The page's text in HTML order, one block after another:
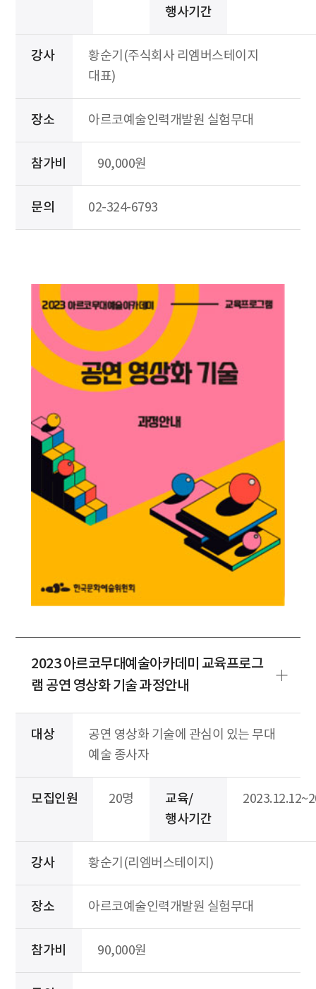
행사기간
강사
황순기(주식회사 리엠버스테이지
대표)
장소 아르코예술인력개발원 실험무대
참가비 90,000원
문의 02-324-6793
2023 아르코무대예술아카데미 교육프로그
램 공연 영상화 기술 과정안내
대상
공연 영상화 기술에 관심이 있는 무대
예술 종사자
모집인원 20명
교육/
행사기간
강사 황순기(리엠버스테이지)
장소 아르코예술인력개발원 실험무대
참가비 90,000원